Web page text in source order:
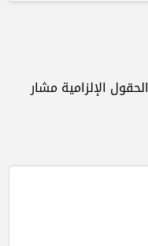
الحقول الإلزامية مشار